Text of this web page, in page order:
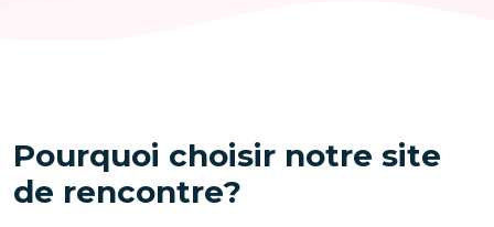
Pourquoi choisir notre site
de rencontre?